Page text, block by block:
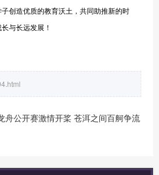
创造优质的教育沃土，共同助推新的时
与长远发展！
舟公开赛激情开桨 苍洱之间百舸争流